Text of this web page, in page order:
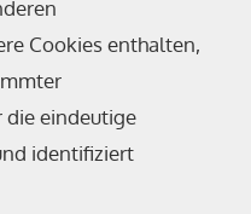
Cookies enthalten,
die eindeutige
identifiziert